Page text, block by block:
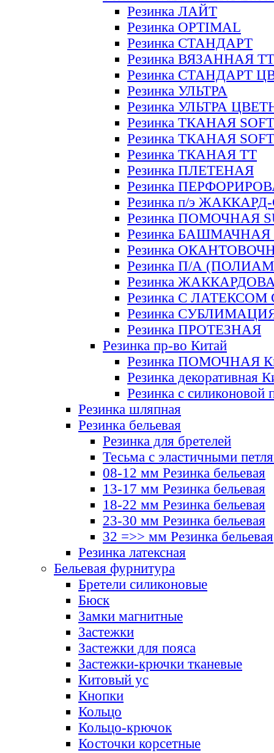
Резинка ЛАЙТ
Резинка OPTIMAL
Резинка СТАНДАРТ
Резинка ВЯЗАННАЯ ТТ
Резинка СТАНДАРТ
Резинка УЛЬТРА
Резинка УЛЬТРА
Резинка ТКАНАЯ SOFT
Резинка ТКАНАЯ
Резинка ТКАНАЯ ТТ
Резинка ПЛЕТЕНАЯ
Резинка
Резинка п/э
Резинка ПОМОЧНАЯ
Резинка БАШМАЧНАЯ
Резинка
Резинка П/А
Резинка
Резинка С ЛАТЕКСОМ
Резинка
Резинка ПРОТЕЗНАЯ
Резинка пр-во Китай
Резинка ПОМОЧНАЯ
Резинка декоративная
Резинка с силиконовой
Резинка шляпная
Резинка бельевая
Резинка для бретелей
Тесьма с эластичными
08-12 мм Резинка бельевая
13-17 мм Резинка бельевая
18-22 мм Резинка бельевая
23-30 мм Резинка бельевая
32 =>> мм Резинка бельевая
Резинка латексная
Бельевая фурнитура
Бретели силиконовые
Бюск
Замки магнитные
Застежки
Застежки для пояса
Застежки-крючки тканевые
Китовый ус
Кнопки
Кольцо
Кольцо-крючок
Косточки корсетные